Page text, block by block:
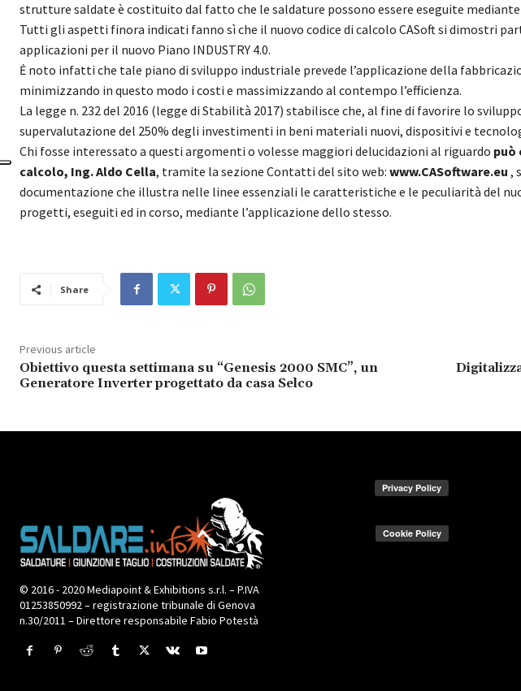
strutture saldate è costituito dal fatto che le saldature possono essere eseguite
Tutti gli aspetti finora indicati fanno sì che il nuovo codice di calcolo CASoft si dimostri
applicazioni per il nuovo Piano INDUSTRY 4.0.
Ė noto infatti che tale piano di sviluppo industriale prevede l’applicazione della
minimizzando in questo modo i costi e massimizzando al contempo l’efficienza.
La legge n. 232 del 2016 (legge di Stabilità 2017) stabilisce che, al fine di favorire lo
supervalutazione del 250% degli investimenti in beni materiali nuovi, dispositivi e
Chi fosse interessato a questi argomenti o volesse maggiori delucidazioni al riguardo può
calcolo, Ing. Aldo Cella, tramite la sezione Contatti del sito web: www.CASoftware.eu ,
documentazione che illustra nelle linee essenziali le caratteristiche e le peculiarità del
progetti, eseguiti ed in corso, mediante l’applicazione dello stesso.
Share
Previous article
Obiettivo questa settimana su “Genesis 2000 SMC”, un
Generatore Inverter progettato da casa Selco
© 2016 - 2020 Mediapoint & Exhibitions s.r.l. – P.IVA
01253850992 – registrazione tribunale di Genova
n.30/2011 – Direttore responsabile Fabio Potestà